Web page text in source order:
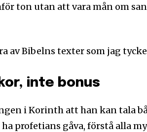
ton utan att vara mån om
av Bibelns texter som jag
inte bonus
i Korinth att han kan tala
profetians gåva, förstå alla